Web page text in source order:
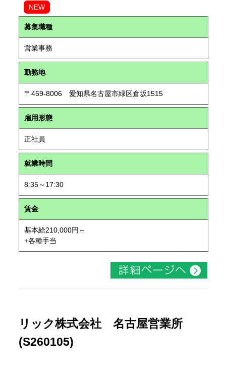
NEW
募集職種
営業事務
勤務地
〒459-8006 愛知県名古屋市緑区倉坂1515
雇用形態
正社員
就業時間
8:35～17:30
賃金
基本給210,000円～
+各種手当
リック株式会社 名古屋営業所
(S260105)